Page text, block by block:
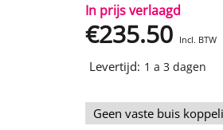
In prijs verlaagd
€235.50 Incl. BTW
Levertijd: 1 a 3 dagen